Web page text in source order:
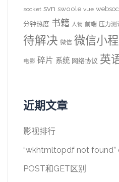
socket svn swoole vue
分钟热度 书籍 人物 前端 压力测
待解决 微信 微信小
电影 碎片 系统 网络协议 英
近期文章
影视排行
“wkhtmltopdf not found”
POST和GET区别